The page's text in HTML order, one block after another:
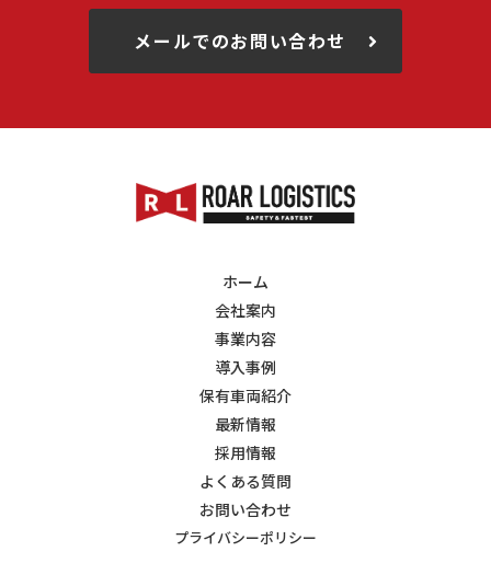
メールでのお問い合わせ
ホーム
会社案内
事業内容
導入事例
保有車両紹介
最新情報
採用情報
よくある質問
お問い合わせ
プライバシーポリシー